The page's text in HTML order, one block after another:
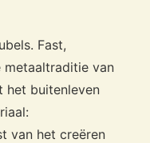
Fast,
van
het buitenleven
van het creëren